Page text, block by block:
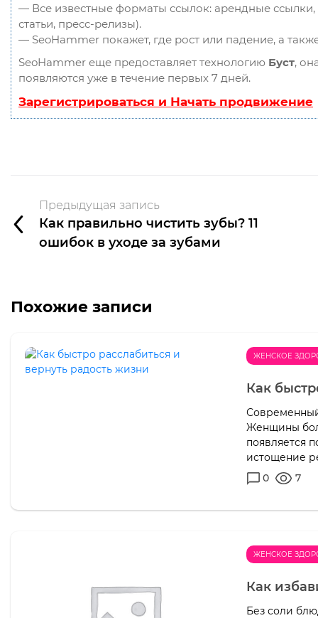
— Все известные форматы ссылок: арендные
статьи, пресс-релизы).
— SeoHammer покажет, где рост или падение, а
SeoHammer еще предоставляет технологию Буст,
появляются уже в течение первых 7 дней.
Зарегистрироваться и Начать продвижение
Предыдущая запись
Как правильно чистить зубы? 11
ошибок в уходе за зубами
Похожие записи
ЖЕНСКОЕ
Как
Женщины
появляется
истощение
0
7
ЖЕНСКОЕ
Как
Без соли